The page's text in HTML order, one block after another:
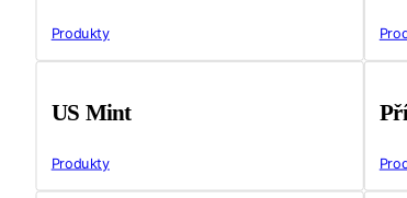
Produkty
US Mint
Produkty